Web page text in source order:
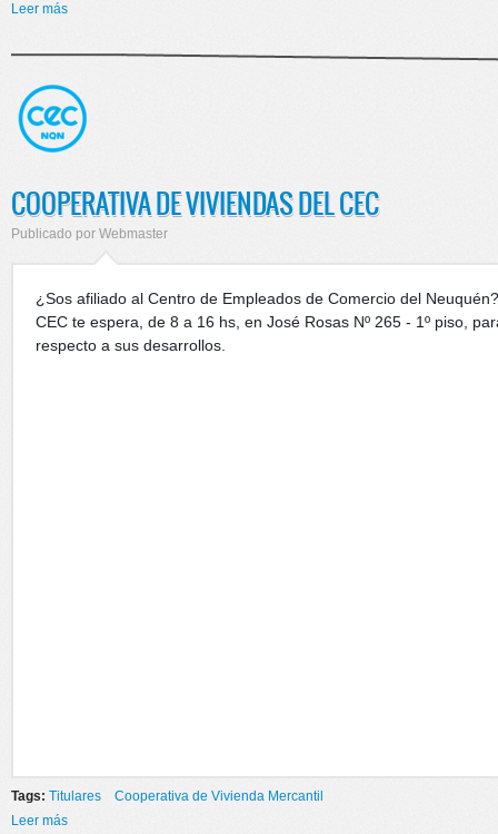
Leer más
COOPERATIVA DE VIVIENDAS DEL CEC
Publicado por Webmaster
¿Sos afiliado al Centro de Empleados de Comercio del
CEC te espera, de 8 a 16 hs, en José Rosas Nº 265 - 1º piso,
respecto a sus desarrollos.
Tags: Titulares
Cooperativa de Vivienda Mercantil
Leer más